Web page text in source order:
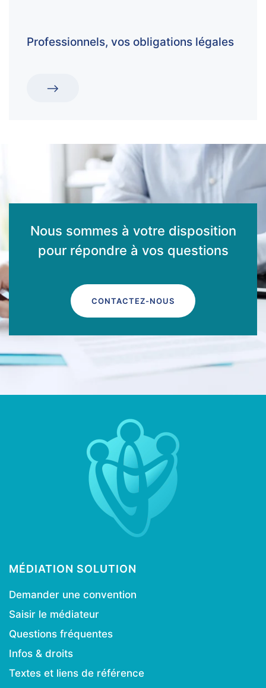
Professionnels, vos obligations légales
Nous sommes à votre disposition
pour répondre à vos questions
CONTACTEZ-NOUS
MÉDIATION SOLUTION
Demander une convention
Saisir le médiateur
Questions fréquentes
Infos & droits
Textes et liens de référence